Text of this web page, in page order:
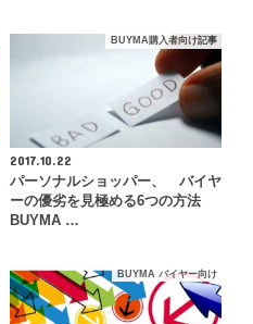
BUYMA購入者向け記事
2017.10.22
パーソナルショッパー、 バイヤ
ーの優劣を見極める6つの方法
BUYMA …
BUYMA バイヤー向け